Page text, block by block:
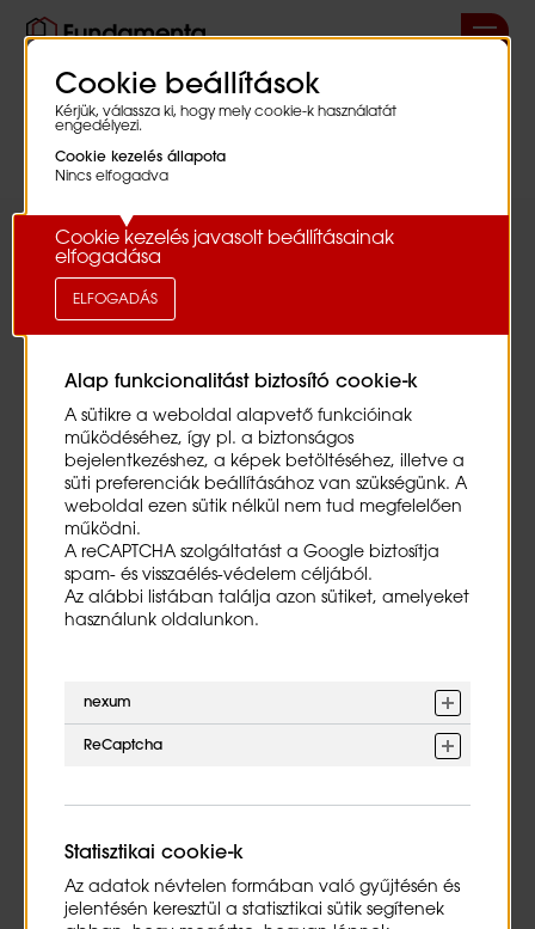
Cookie beállítások
Kérjük, válassza ki, hogy mely cookie-k használatát
engedélyezi.
Cookie kezelés állapota
Nincs elfogadva
Cookie kezelés javasolt beállításainak
elfogadása
ELFOGADÁS
Alap funkcionalitást biztosító cookie-k
A sütikre a weboldal alapvető funkcióinak
működéséhez, így pl. a biztonságos
bejelentkezéshez, a képek betöltéséhez, illetve a
süti preferenciák beállításához van szükségünk. A
weboldal ezen sütik nélkül nem tud megfelelően
működni.
A reCAPTCHA szolgáltatást a Google biztosítja
spam- és visszaélés-védelem céljából.
Az alábbi listában találja azon sütiket, amelyeket
használunk oldalunkon.
nexum
ReCaptcha
Statisztikai cookie-k
Az adatok névtelen formában való gyűjtésén és
jelentésén keresztül a statisztikai sütik segítenek
Adatkezelési nyilatkozat
Jelen nyilatkozat elfogadásával egyértelmű és kifejezett
Lakáskassza Zrt.(székhelye: 1123 Budapest, Alkotás utca
55-61.; cg.:01-10-043304) – a továbbiakban:
az álláspályázati eljárás során megadott adataimat
adatfeldolgozó igénybevétele mellett kezelje.
Azadatkezelés önkéntes hozzájáruláson alapul, amely
gyakorlása nem érinti a visszavonás előtt a hozzájárulás
alapján végrehajtott adatkezelés jogszerűségét.
Tudomásul veszem, hogy az adatkezelés célja,
hogy azAdatkezelő a megadott személyes
adataimnak megfelelő jelenlegi és – kifejezett
hozzájárulásom esetén – jövőbeni állásajánlatairól a
megadott elérhetőségeimen értesítsen,illetve, hogy a
munkaerő-kiválasztás folyamatában az Adatkezelő
szerződött partnerei, mint adatfeldolgozók – kizárólag
a kiválasztás támogatása érdekében – személyes
felvételi döntés támogatása szakmai felmérés
alkalmazásának segítségévela leendő munkavállalók
pályáztatási eljárásának lebonyolítása során. A
kompetenciák mérése miatt kerül sor. Ez lehetőséget
felmérjék és összevessék a különböző jelöltek
képességeit, viselkedését és hozzáállását. Az előforduló